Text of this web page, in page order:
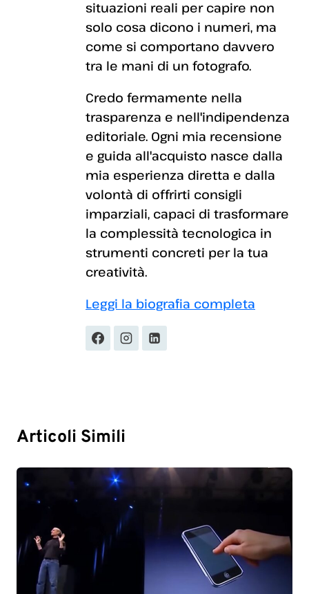
situazioni reali per capire non
solo cosa dicono i numeri, ma
come si comportano davvero
tra le mani di un fotografo.
Credo fermamente nella
trasparenza e nell'indipendenza
editoriale. Ogni mia recensione
e guida all'acquisto nasce dalla
mia esperienza diretta e dalla
volontà di offrirti consigli
imparziali, capaci di trasformare
la complessità tecnologica in
strumenti concreti per la tua
creatività.
Leggi la biografia completa
Articoli Simili